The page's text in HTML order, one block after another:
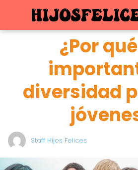
¿Por
diversidad
Staff Hijos Felices